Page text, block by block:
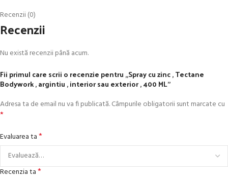
Recenzii (0)
Recenzii
Nu există recenzii până acum.
Fii primul care scrii o recenzie pentru „Spray cu zinc , Tectane
Bodywork , argintiu , interior sau exterior , 400 ML”
Adresa ta de email nu va fi publicată.Câmpurile obligatorii sunt marcate cu
*
Evaluarea ta*
Recenzia ta*